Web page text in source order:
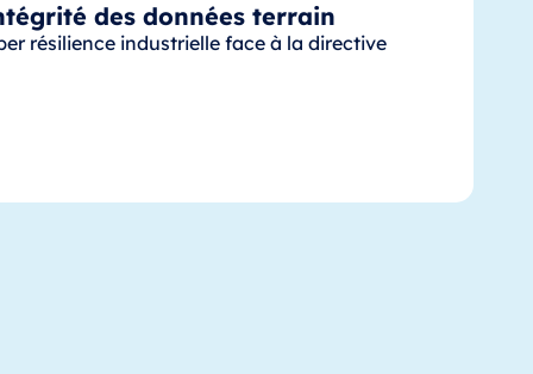
des données terrain
résilience industrielle face à la directive